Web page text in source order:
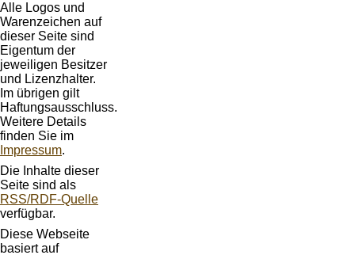
Alle Logos und
Warenzeichen auf
dieser Seite sind
Eigentum der
jeweiligen Besitzer
und Lizenzhalter.
Im übrigen gilt
Haftungsausschluss.
Weitere Details
finden Sie im
Impressum.
Die Inhalte dieser
Seite sind als
RSS/RDF-Quelle
verfügbar.
Diese Webseite
basiert auf